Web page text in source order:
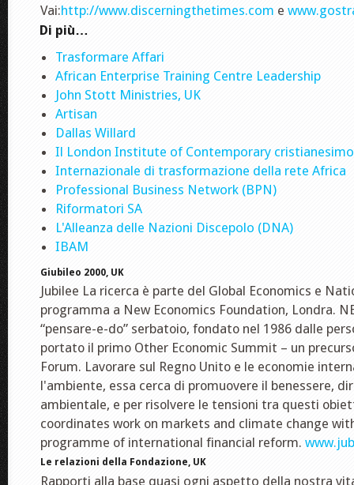
Vai:http://www.discerningthetimes.com e
Di più…
Trasformare Affari
African Enterprise Training Centre Leadership
John Stott Ministries, UK
Artisan
Dallas Willard
Il London Institute of Contemporary cristianesimo
Internazionale di trasformazione della rete Africa
Professional Business Network (BPN)
Riformatori SA
L'Alleanza delle Nazioni Discepolo (DNA)
IBAM
Giubileo 2000, UK
Jubilee La ricerca è parte del Global Economics e
programma a New Economics Foundation, Londra.
“pensare-e-do” serbatoio, fondato nel 1986 dalle
portato il primo Other Economic Summit – un
Forum. Lavorare sul Regno Unito e le economie
l'ambiente, essa cerca di promuovere il benessere,
ambientale, e per risolvere le tensioni tra questi
coordinates work on markets and climate change with
programme of international financial reform.
Le relazioni della Fondazione, UK
Rapporti alla base quasi ogni aspetto della nostra